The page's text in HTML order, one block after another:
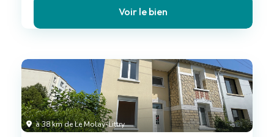
Voir le bien
à 38 km de Le Molay-Littry